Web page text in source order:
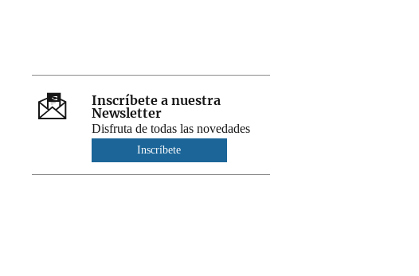
Inscríbete a nuestra
Newsletter
Disfruta de todas las novedades
Inscríbete